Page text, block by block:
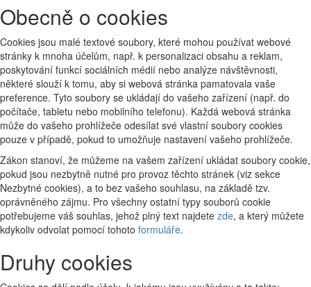
Obecně o cookies
Cookies jsou malé textové soubory, které mohou používat webové
stránky k mnoha účelům, např. k personalizaci obsahu a reklam,
poskytování funkcí sociálních médií nebo analýze návštěvnosti,
některé slouží k tomu, aby si webová stránka pamatovala vaše
preference. Tyto soubory se ukládají do vašeho zařízení (např. do
počítače, tabletu nebo mobilního telefonu). Každá webová stránka
může do vašeho prohlížeče odesílat své vlastní soubory cookies
pouze v případě, pokud to umožňuje nastavení vašeho prohlížeče.
Zákon stanoví, že můžeme na vašem zařízení ukládat soubory cookie,
pokud jsou nezbytně nutné pro provoz těchto stránek (viz sekce
Nezbytné cookies), a to bez vašeho souhlasu, na základě tzv.
oprávněného zájmu. Pro všechny ostatní typy souborů cookie
potřebujeme váš souhlas, jehož plný text najdete zde, a který můžete
kdykoliv odvolat pomocí tohoto formuláře.
Druhy cookies